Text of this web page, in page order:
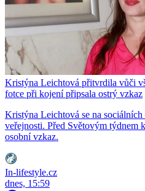
Kristýna Leichtová přitvrdila vůči
fotce při kojení připsala ostrý vzkaz
Kristýna Leichtová se na
veřejnosti. Před Světovým týdnem
osobní vzkaz.
In-lifestyle.cz
dnes, 15:59